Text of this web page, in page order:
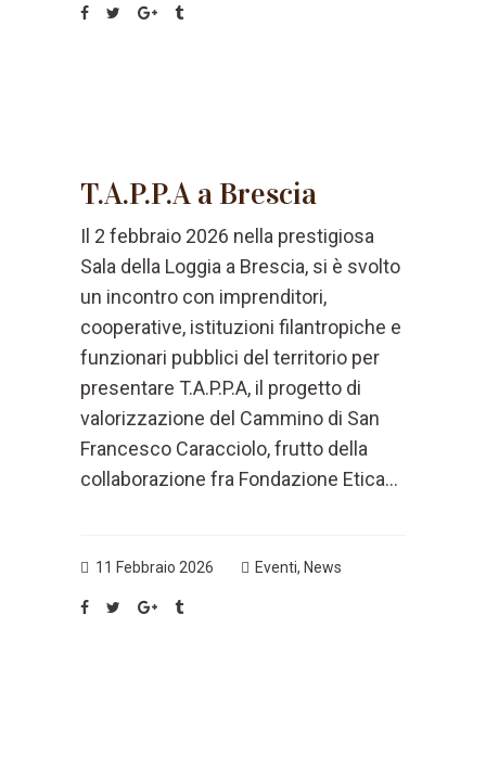
T.A.P.P.A a Brescia
Il 2 febbraio 2026 nella prestigiosa
Sala della Loggia a Brescia, si è svolto
un incontro con imprenditori,
cooperative, istituzioni filantropiche e
funzionari pubblici del territorio per
presentare T.A.P.P.A, il progetto di
valorizzazione del Cammino di San
Francesco Caracciolo, frutto della
collaborazione fra Fondazione Etica...
11 Febbraio 2026 Eventi, News